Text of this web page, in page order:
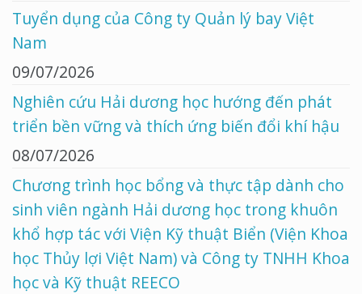
Tuyển dụng của Công ty Quản lý bay Việt
Nam
09/07/2026
Nghiên cứu Hải dương học hướng đến phát
triển bền vững và thích ứng biến đổi khí hậu
08/07/2026
Chương trình học bổng và thực tập dành cho
sinh viên ngành Hải dương học trong khuôn
khổ hợp tác với Viện Kỹ thuật Biển (Viện Khoa
học Thủy lợi Việt Nam) và Công ty TNHH Khoa
học và Kỹ thuật REECO